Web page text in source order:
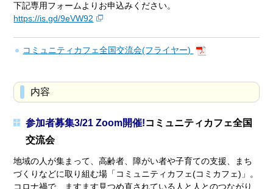
下記専用フォームよりお申込みください。
https://is.gd/9eVW92
コミュニティカフェ全国交流会(フライヤー)
内容
参加者募集3/21 Zoom開催!コミュニティカフェ全国
交流会
地域の人が集まって、高齢者、障がい者や子育ての支援、まち
づくりなどに取り組む場「コミュニティカフェ(コミカフェ)」。
コロナ禍で、ますます見つめ直されている人と人とのつながり